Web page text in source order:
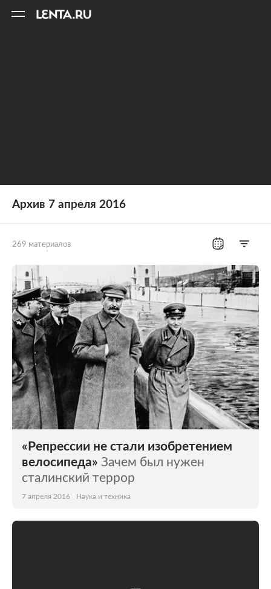
Архив 7 апреля 2016
269 материалов
Россия
Мир Бывший СССР
Экономика Силовые структуры
Наука и техника Спорт
Культура Интернет и СМИ
Ценности Путешествия
Из жизни Среда обитания
Забота о себе
«Репрессии не стали изобретением
велосипеда» Зачем был нужен
сталинский террор
7 апреля 2016 Наука и техника